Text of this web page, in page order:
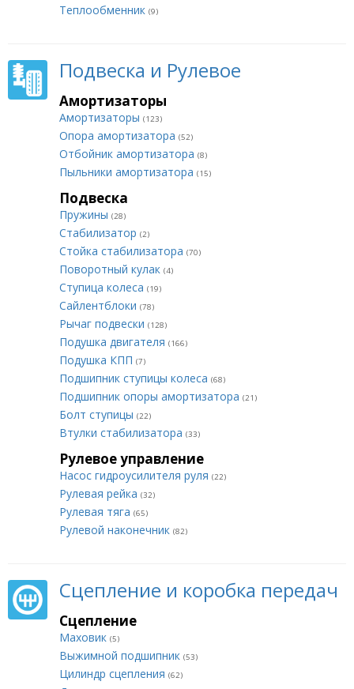
Теплообменник (9)
Подвеска и Рулевое
Амортизаторы
Амортизаторы (123)
Опора амортизатора (52)
Отбойник амортизатора (8)
Пыльники амортизатора (15)
Подвеска
Пружины (28)
Стабилизатор (2)
Стойка стабилизатора (70)
Поворотный кулак (4)
Ступица колеса (19)
Сайлентблоки (78)
Рычаг подвески (128)
Подушка двигателя (166)
Подушка КПП (7)
Подшипник ступицы колеса (68)
Подшипник опоры амортизатора (21)
Болт ступицы (22)
Втулки стабилизатора (33)
Рулевое управление
Насос гидроусилителя руля (22)
Рулевая рейка (32)
Рулевая тяга (65)
Рулевой наконечник (82)
Сцепление и коробка передач
Сцепление
Маховик (5)
Выжимной подшипник (53)
Цилиндр сцепления (62)